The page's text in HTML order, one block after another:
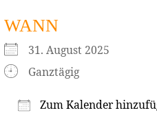
WANN
31. August 2025
Ganztägig
Zum Kalender